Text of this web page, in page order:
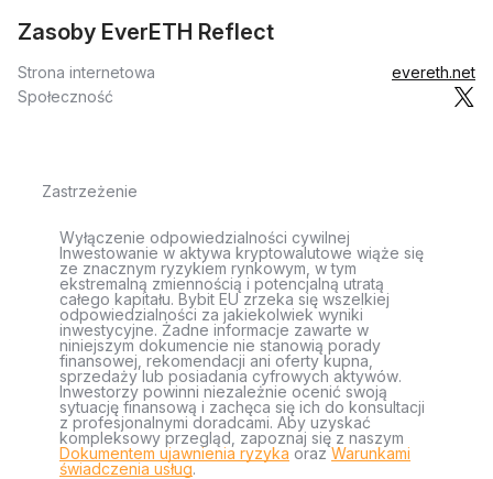
Zasoby EverETH Reflect
Strona internetowa
evereth.net
Społeczność
Zastrzeżenie
Wyłączenie odpowiedzialności cywilnej
Inwestowanie w aktywa kryptowalutowe wiąże się
ze znacznym ryzykiem rynkowym, w tym
ekstremalną zmiennością i potencjalną utratą
całego kapitału. Bybit EU zrzeka się wszelkiej
odpowiedzialności za jakiekolwiek wyniki
inwestycyjne. Żadne informacje zawarte w
niniejszym dokumencie nie stanowią porady
finansowej, rekomendacji ani oferty kupna,
sprzedaży lub posiadania cyfrowych aktywów.
Inwestorzy powinni niezależnie ocenić swoją
sytuację finansową i zachęca się ich do konsultacji
z profesjonalnymi doradcami. Aby uzyskać
kompleksowy przegląd, zapoznaj się z naszym
Dokumentem ujawnienia ryzyka orazWarunkami
świadczenia usług.